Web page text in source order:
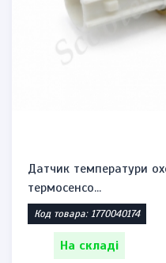
Датчик температури
термосенсо...
Код товара: 1770040174
На складі